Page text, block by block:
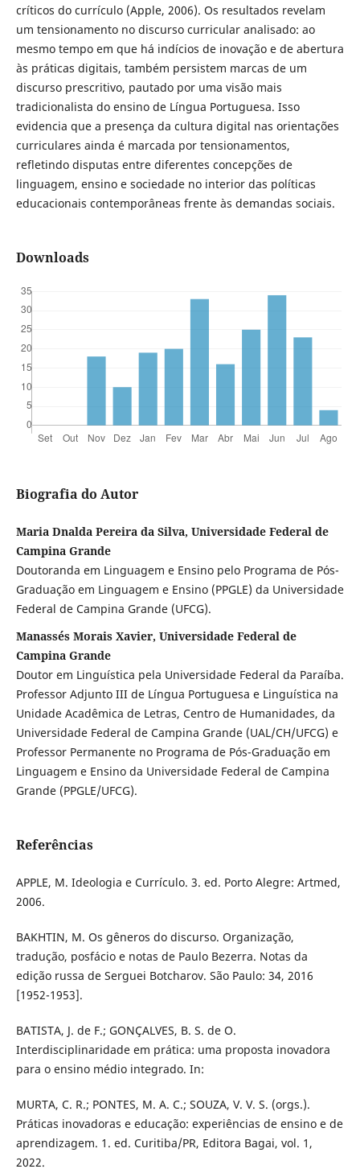
críticos do currículo (Apple, 2006). Os resultados revelam
um tensionamento no discurso curricular analisado: ao
mesmo tempo em que há indícios de inovação e de abertura
às práticas digitais, também persistem marcas de um
discurso prescritivo, pautado por uma visão mais
tradicionalista do ensino de Língua Portuguesa. Isso
evidencia que a presença da cultura digital nas orientações
curriculares ainda é marcada por tensionamentos,
refletindo disputas entre diferentes concepções de
linguagem, ensino e sociedade no interior das políticas
educacionais contemporâneas frente às demandas sociais.
Downloads
Biografia do Autor
Maria Dnalda Pereira da Silva, Universidade Federal de
Campina Grande
Doutoranda em Linguagem e Ensino pelo Programa de Pós-
Graduação em Linguagem e Ensino (PPGLE) da Universidade
Federal de Campina Grande (UFCG).
Manassés Morais Xavier, Universidade Federal de
Campina Grande
Doutor em Linguística pela Universidade Federal da Paraíba.
Professor Adjunto III de Língua Portuguesa e Linguística na
Unidade Acadêmica de Letras, Centro de Humanidades, da
Universidade Federal de Campina Grande (UAL/CH/UFCG) e
Professor Permanente no Programa de Pós-Graduação em
Linguagem e Ensino da Universidade Federal de Campina
Grande (PPGLE/UFCG).
Referências
APPLE, M. Ideologia e Currículo. 3. ed. Porto Alegre: Artmed,
2006.
BAKHTIN, M. Os gêneros do discurso. Organização,
tradução, posfácio e notas de Paulo Bezerra. Notas da
edição russa de Serguei Botcharov. São Paulo: 34, 2016
[1952-1953].
BATISTA, J. de F.; GONÇALVES, B. S. de O.
Interdisciplinaridade em prática: uma proposta inovadora
para o ensino médio integrado. In:
MURTA, C. R.; PONTES, M. A. C.; SOUZA, V. V. S. (orgs.).
Práticas inovadoras e educação: experiências de ensino e de
aprendizagem. 1. ed. Curitiba/PR, Editora Bagai, vol. 1,
2022.